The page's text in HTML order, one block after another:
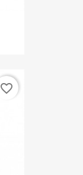
favorite_border